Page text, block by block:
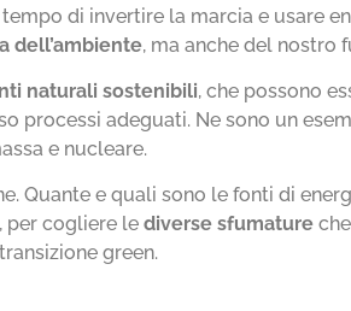
di invertire la marcia e usare
dell’ambiente, ma anche del nostro
naturali sostenibili, che possono
processi adeguati. Ne sono un
e nucleare.
Quante e quali sono le fonti di
per cogliere lediverse sfumature che
green.